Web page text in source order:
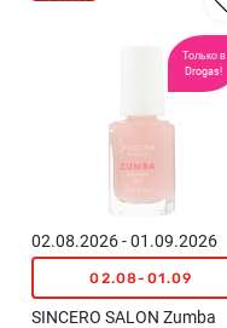
Только в
Drogas!
02.08.2026 - 01.09.2026
02.08-01.09
SINCERO SALON Zumba